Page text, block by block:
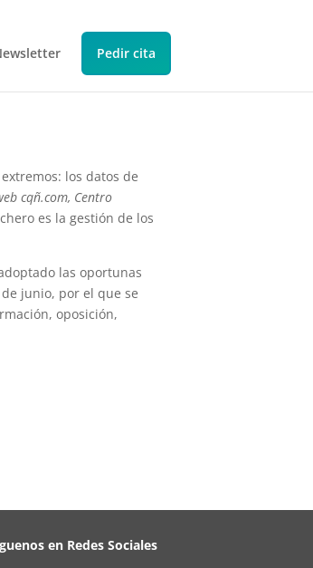
Pedir cita
los datos de
cqñ.com, Centro
es la gestión de los
las oportunas
junio, por el que se
oposición,
en Redes Sociales